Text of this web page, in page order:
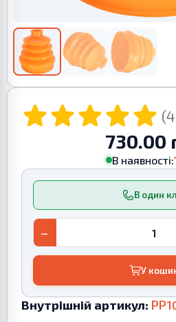
730.00
В наявності:
В один
−
У
Внутрішній артикул: